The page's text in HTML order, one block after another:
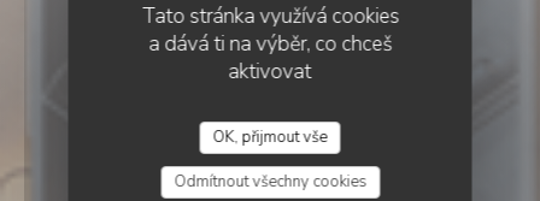
Tato stránka využívá cookies
a dává ti na výběr, co chceš
aktivovat
OK, přijmout vše
Odmítnout všechny cookies
CUISINE MODERNE• CAEN
AUGIA